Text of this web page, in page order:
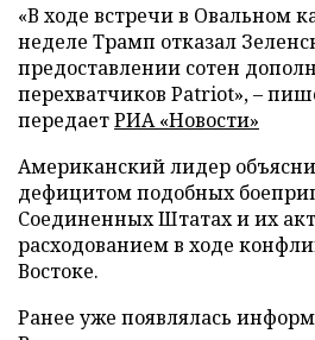
«В ходе встречи в Овальном
неделе Трамп отказал
предоставлении сотен
перехватчиков Patriot», –
передаетРИА «Новости»
Американский лидер
дефицитом подобных
Соединенных Штатах и их
расходованием в ходе
Востоке.
Ранее уже появлялась